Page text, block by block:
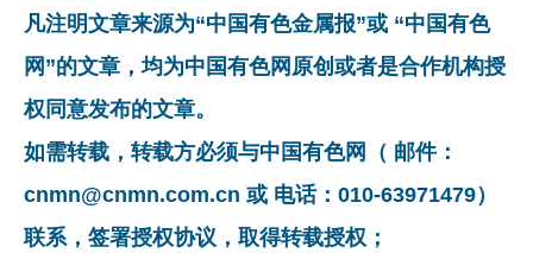
凡注明文章来源为“中国有色金属报”或 “中国有色
网”的文章，均为中国有色网原创或者是合作机构授
权同意发布的文章。
如需转载，转载方必须与中国有色网（ 邮件：
cnmn@cnmn.com.cn 或 电话：010-63971479）
联系，签署授权协议，取得转载授权；